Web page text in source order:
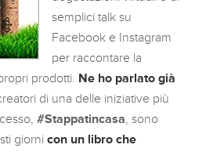
semplici talk su
Facebook e Instagram
per raccontare la
prodotti. Ne ho parlato già
di una delle iniziative più
#Stappatincasa , sono
giornicon un libro che